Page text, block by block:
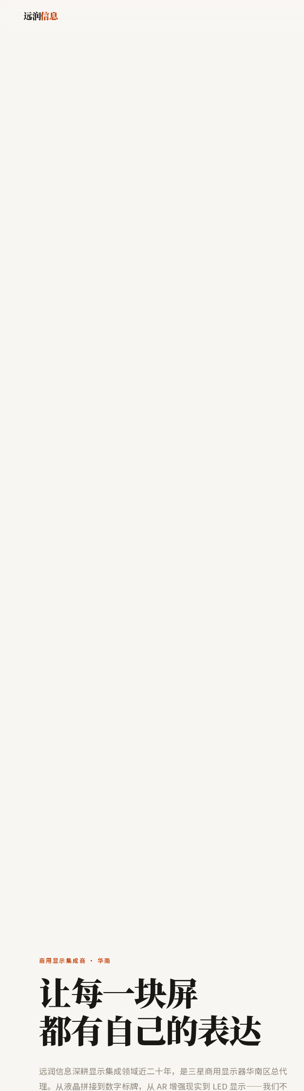
远润信息
商用显示集成商 · 华南
让每一块屏
都有自己的表达
远润信息深耕显示集成领域近二十年，是三星商用显示器华南区总代
理。从液晶拼接到数字标牌，从 AR 增强现实到 LED 显示——我们不